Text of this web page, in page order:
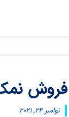
فروش
نوامبر ۲۴, ۲۰۲۱